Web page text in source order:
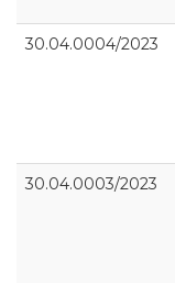
30.04.0004/2023
30.04.0003/2023